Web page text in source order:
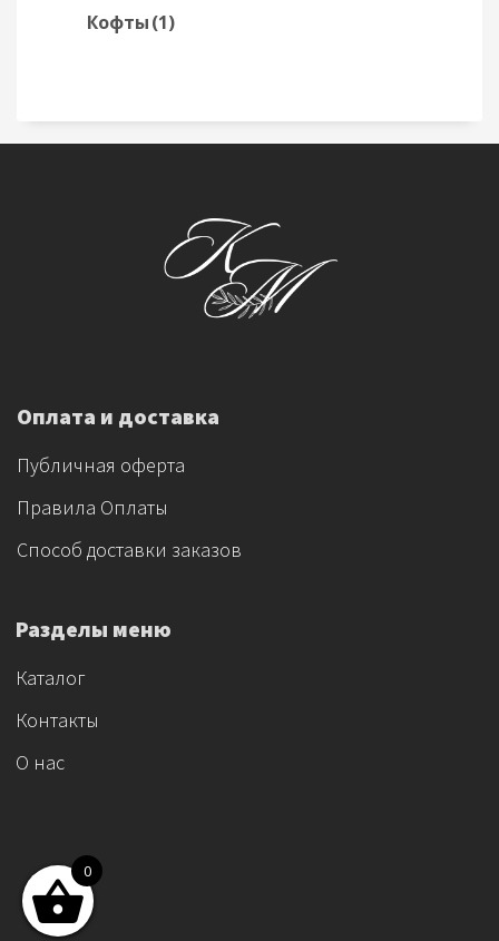
Кофты(1)
Оплата и доставка
Публичная оферта
Правила Оплаты
Способ доставки заказов
Разделы меню
Каталог
Контакты
О нас
0